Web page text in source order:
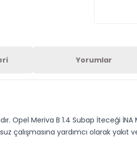
Yorumlar
Opel Meriva B 1.4 Subap İteceği
yardımcı olarak yakıt